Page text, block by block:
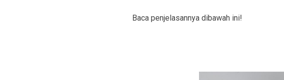
Baca penjelasannya dibawah ini!